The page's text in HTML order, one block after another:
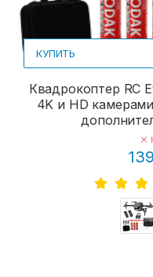
КУПИТЬ
Квадрокоптер RC
4K и HD